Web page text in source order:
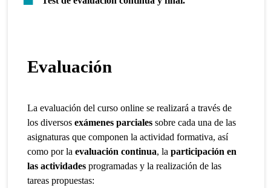
Evaluación
La evaluación del curso online se realizará a través de
los diversosexámenes parciales sobre cada una de las
asignaturas que componen la actividad formativa, así
como por laevaluación continua, laparticipación en
las actividades programadas y la realización de las
tareas propuestas: